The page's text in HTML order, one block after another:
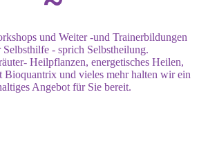
und Weiter -und Trainerbildungen
Selbsthilfe - sprich Selbstheilung.
Heilpflanzen, energetisches Heilen,
Bioquantrix und vieles mehr halten wir ein
Angebot für Sie bereit.